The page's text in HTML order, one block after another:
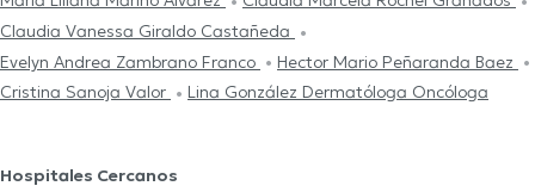
Claudia Vanessa Giraldo Castañeda
Evelyn Andrea Zambrano Franco
Hector Mario Peñaranda Baez
Cristina Sanoja Valor
Lina González Dermatóloga Oncóloga
Hospitales Cercanos